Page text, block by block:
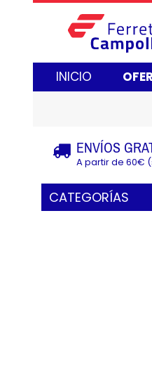
INICIO
ENVÍOS
A partir de 60€
CATEGORÍAS